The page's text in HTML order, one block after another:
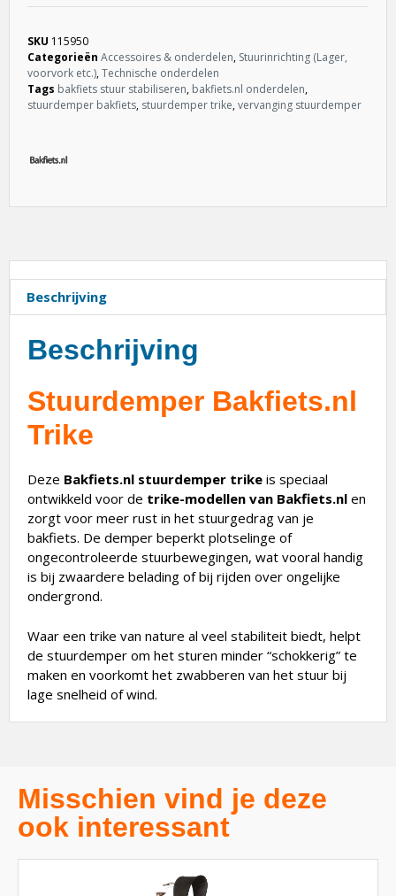
SKU 115950
Categorieën Accessoires & onderdelen, Stuurinrichting (Lager,
voorvork etc.),Technische onderdelen
Tags bakfiets stuur stabiliseren, bakfiets.nl onderdelen,
stuurdemper bakfiets, stuurdemper trike,vervanging stuurdemper
Beschrijving
Beschrijving
Stuurdemper Bakfiets.nl
Trike
Deze Bakfiets.nl stuurdemper trike is speciaal
ontwikkeld voor de trike-modellen van Bakfiets.nl en
zorgt voor meer rust in het stuurgedrag van je
bakfiets. De demper beperkt plotselinge of
ongecontroleerde stuurbewegingen, wat vooral handig
is bij zwaardere belading of bij rijden over ongelijke
ondergrond.
Waar een trike van nature al veel stabiliteit biedt, helpt
de stuurdemper om het sturen minder “schokkerig” te
maken en voorkomt het zwabberen van het stuur bij
lage snelheid of wind.
Misschien vind je deze
ook interessant